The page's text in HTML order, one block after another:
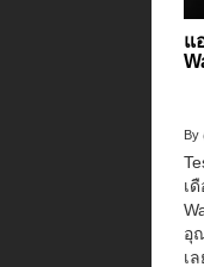
แ
By
เ
อุ
เ